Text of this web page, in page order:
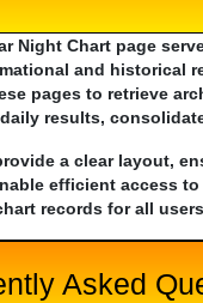
Night Chart page
and historical
pages to retrieve
results,
a clear layout,
efficient access to
records for all
Asked